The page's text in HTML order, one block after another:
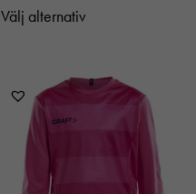
Välj alternativ